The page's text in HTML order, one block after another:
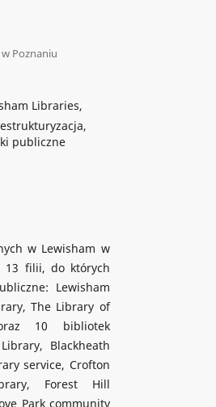
Poznaniu
Libraries,
publiczne
w Lewisham w
13 filii, do których
Lewisham
The Library of
10 bibliotek
Blackheath
service, Crofton
Forest Hill
Park community